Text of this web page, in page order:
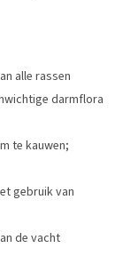
alle rassen
darmflora
te kauwen;
gebruik van
de vacht